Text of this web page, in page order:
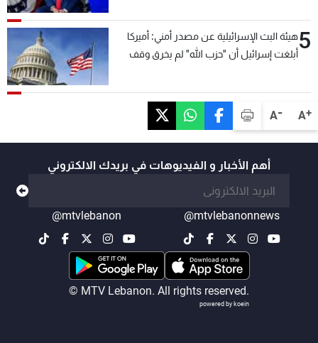
A+
A-
5هيئة البث الإسرائيلية عن مصدر أمني: أميركا
أبلغت إسرائيل أن "حزب الله" لم يخرق وقف
أهم الأخبار و الفيديوهات في بريدك الالكتروني
@mtvlebanonnews
@mtvlebanon
© MTV Lebanon. All rights reserved.
powered by koein